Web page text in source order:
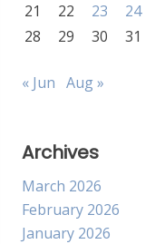
21
22 23 24
28
29 30 31
« Jun Aug »
Archives
March 2026
February 2026
January 2026